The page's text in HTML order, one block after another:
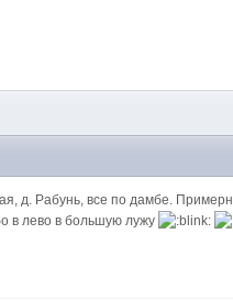
д. Рабунь, все по дамбе.
в лево в большую лужу